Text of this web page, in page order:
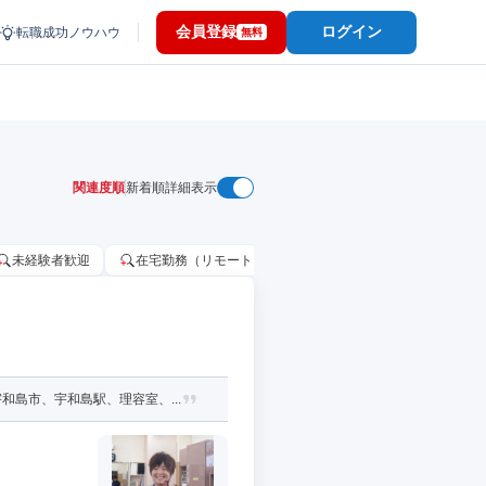
転職成功ノウハウ 会員登録 無料 ログイン
関連度順新着順詳細表示
未経験者歓迎 在宅勤務（リモートワーク）OK
島市、宇和島駅、理容室、...